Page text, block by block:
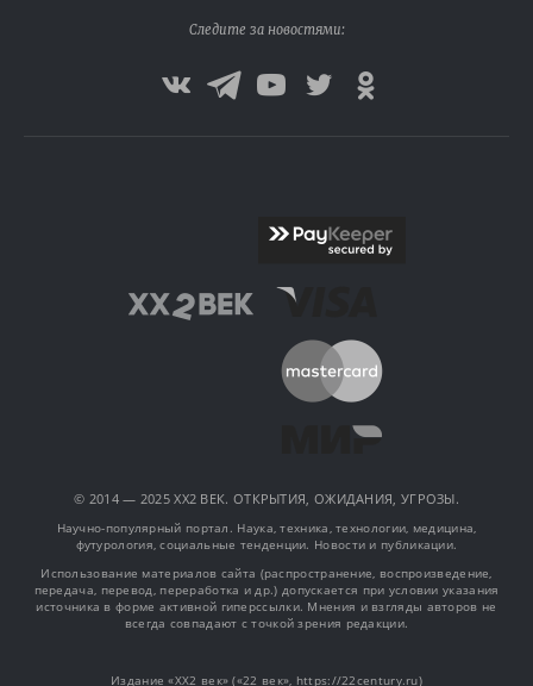
Следите за новостями:
© 2014 — 2025 XX2 ВЕК. ОТКРЫТИЯ, ОЖИДАНИЯ, УГРОЗЫ.
Научно-популярный портал. Наука, техника, технологии, медицина,
футурология, социальные тенденции. Новости и публикации.
Использование материалов сайта (распространение, воспроизведение,
передача, перевод, переработка и др.) допускается при условии указания
источника в форме активной гиперссылки. Мнения и взгляды авторов не
всегда совпадают с точкой зрения редакции.
Издание «XX2 век» («22 век», https://22century.ru)